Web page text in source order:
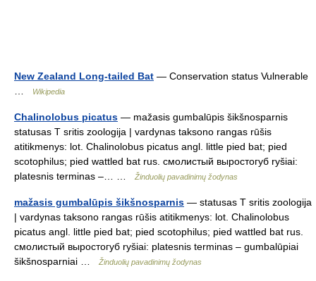
New Zealand Long-tailed Bat — Conservation status Vulnerable
Wikipedia
Chalinolobus picatus — mažasis gumbalūpis šikšnosparnis
statusas T sritis zoologija | vardynas taksono rangas rūšis
atitikmenys: lot. Chalinolobus picatus angl. little pied bat; pied
scotophilus; pied wattled bat rus. смолистый выростогуб ryšiai:
platesnis terminas –… …
Žinduolių pavadinimų žodynas
mažasis gumbalūpis šikšnosparnis — statusas T sritis zoologija
| vardynas taksono rangas rūšis atitikmenys: lot. Chalinolobus
picatus angl. little pied bat; pied scotophilus; pied wattled bat rus.
смолистый выростогуб ryšiai: platesnis terminas – gumbalūpiai
šikšnosparniai …
Žinduolių pavadinimų žodynas